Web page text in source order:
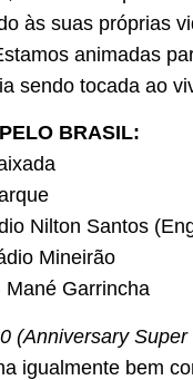
às suas próprias
animadas
sendo tocada ao
BRASIL:
Nilton Santos
Mineirão
Garrincha
(Anniversary Super
igualmente bem